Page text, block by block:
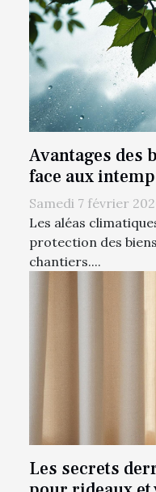
Avantages des
face aux
Samedi 7 février
Les aléas
protection des
chantiers....
Les secrets